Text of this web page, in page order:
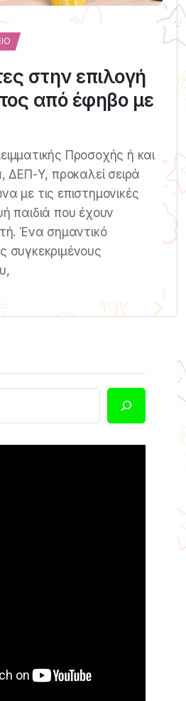
στην επιλογή
από έφηβο με
Προσοχής ή και
ΔΕΠ-Υ, προκαλεί σειρά
με τις επιστημονικές
παιδιά που έχουν
Ένα σημαντικό
συγκεκριμένους